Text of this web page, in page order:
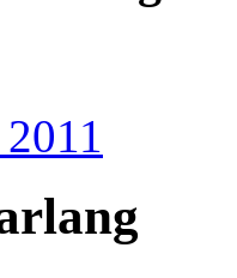
2011